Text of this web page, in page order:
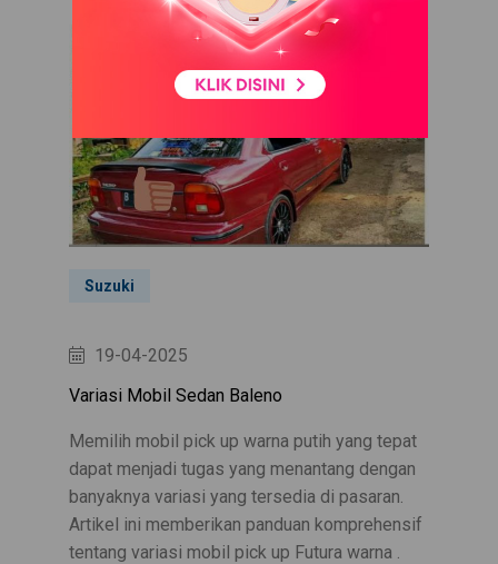
Suzuki
19-04-2025
Variasi Mobil Sedan Baleno
Memilih mobil pick up warna putih yang tepat
dapat menjadi tugas yang menantang dengan
banyaknya variasi yang tersedia di pasaran.
Artikel ini memberikan panduan komprehensif
tentang variasi mobil pick up Futura warna .